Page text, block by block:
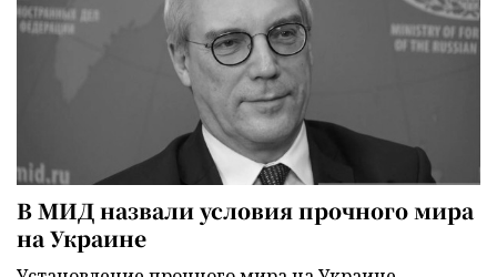
В МИД назвали условия прочного мира
на Украине